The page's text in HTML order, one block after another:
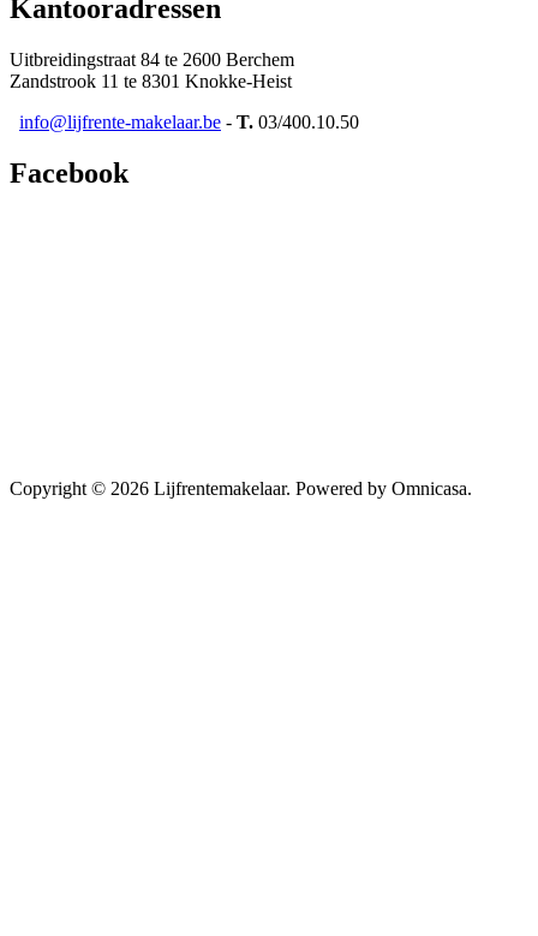
Kantooradressen
Uitbreidingstraat 84 te 2600 Berchem
Zandstrook 11 te 8301 Knokke-Heist
info@lijfrente-makelaar.be - T. 03/400.10.50
Facebook
Copyright © 2026 Lijfrentemakelaar. Powered by Omnicasa.